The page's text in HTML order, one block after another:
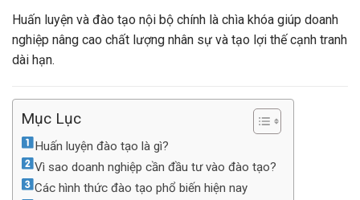
Huấn luyện và đào tạo nội bộ chính là chìa khóa giúp doanh
nghiệp nâng cao chất lượng nhân sự và tạo lợi thế cạnh tranh
dài hạn.
Mục Lục
Huấn luyện đào tạo là gì?
Vì sao doanh nghiệp cần đầu tư vào đào tạo?
Các hình thức đào tạo phổ biến hiện nay